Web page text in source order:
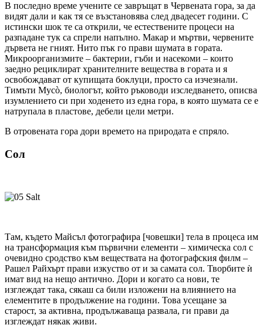
В последно време учените се завръщат в Червената гора, за да
видят дали и как тя се възстановява след двадесет години. С
истински шок те са открили, че естествените процеси на
разпадане тук са спрели напълно. Макар и мъртви, червените
дървета не гният. Нито пък го прави шумата в гората.
Микроорганизмите – бактерии, гъби и насекоми – които
заедно рециклират хранителните вещества в гората и я
освобождават от купищата боклуци, просто са изчезнали.
Тимъти Мусò, биологът, който ръководи изследването, описва
изумлението си при ходенето из една гора, в която шумата се е
натрупала в пластове, дебели цели метри.
В отровената гора дори времето на природата е спряло.
Сол
Там, където Майсъл фотографира [човешки] тела в процеса им
на трансформация към първични елементи – химическа сол с
очевидно сродство към веществата на фотографския филм –
Рашел Райхърт прави изкуство от и за самата сол. Творбите ѝ
имат вид на нещо антично. Дори и когато са нови, те
изглеждат така, сякаш са били изложени на влиянието на
елементите в продължение на години. Това усещане за
старост, за активна, продължаваща развала, ги прави да
изглеждат някак живи.